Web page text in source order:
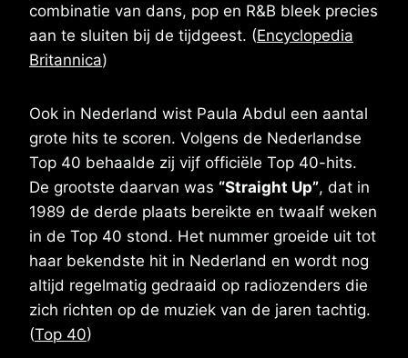
combinatie van dans, pop en R&B bleek precies
aan te sluiten bij de tijdgeest. (Encyclopedia
Britannica)
Ook in Nederland wist Paula Abdul een aantal
grote hits te scoren. Volgens de Nederlandse
Top 40 behaalde zij vijf officiële Top 40-hits.
De grootste daarvan was “Straight Up”, dat in
1989 de derde plaats bereikte en twaalf weken
in de Top 40 stond. Het nummer groeide uit tot
haar bekendste hit in Nederland en wordt nog
altijd regelmatig gedraaid op radiozenders die
zich richten op de muziek van de jaren tachtig.
(Top 40)